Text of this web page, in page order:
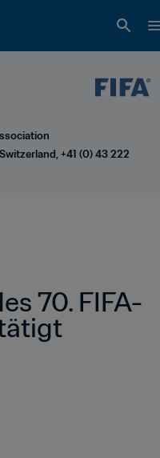
+41 (0) 43 222
70. FIFA-